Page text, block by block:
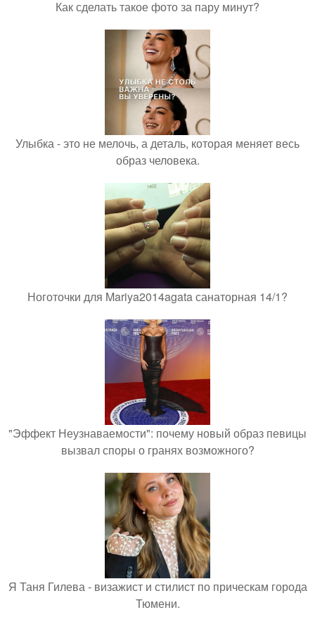
Как сделать такое фото за пару минут?
Улыбка - это не мелочь, а деталь, которая меняет весь
образ человека.
Ноготочки для Mariya2014agata санаторная 14/1?
"Эффект Неузнаваемости": почему новый образ певицы
вызвал споры о гранях возможного?
Я Таня Гилева - визажист и стилист по прическам города
Тюмени.